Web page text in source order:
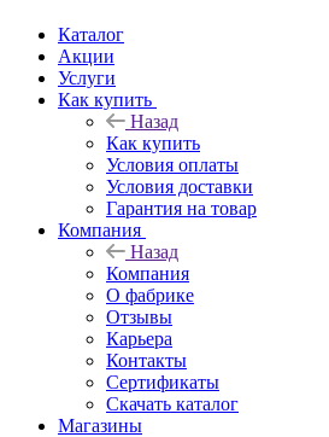
Каталог
Акции
Услуги
Как купить
Назад
Как купить
Условия оплаты
Условия доставки
Гарантия на товар
Компания
Назад
Компания
О фабрике
Отзывы
Карьера
Контакты
Сертификаты
Скачать каталог
Магазины